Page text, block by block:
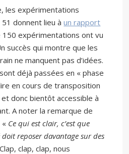
les expérimentations
51 donnent lieu àun rapport
150 expérimentations ont vu
succès qui montre que les
ne manquent pas d’idées.
déjà passées en « phase
en cours de transposition
donc bientôt accessible à
A noter la remarque de
« Ce qui est clair, c’est que
reposer davantage sur des
clap, clap, nous